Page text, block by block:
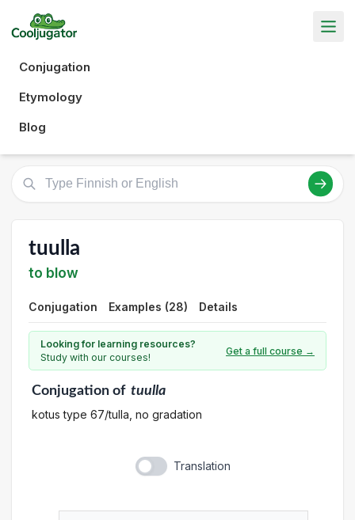
Conjugation
Etymology
Blog
tuulla
to blow
Conjugation Examples (28) Details
Looking for learning resources?
Study with our courses!
Get a full course →
Conjugationof tuulla
kotus type 67/tulla, no gradation
Translation